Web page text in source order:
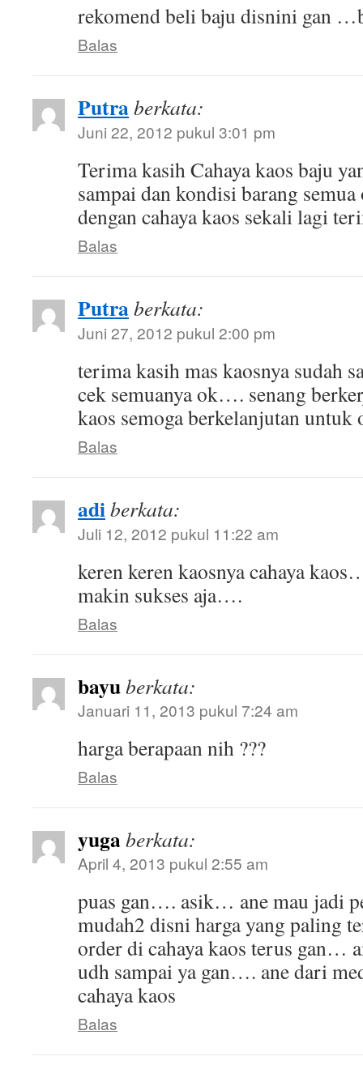
rekomend beli baju disnini gan
Balas
Putraberkata:
Juni 22, 2012 pukul 3:01 pm
Terima kasih Cahaya kaos baju
sampai dan kondisi barang
dengan cahaya kaos sekali lagi
Balas
Putraberkata:
Juni 27, 2012 pukul 2:00 pm
terima kasih mas kaosnya sudah
cek semuanya ok…. senang
kaos semoga berkelanjutan untuk
Balas
adiberkata:
Juli 12, 2012 pukul 11:22 am
keren keren kaosnya cahaya
makin sukses aja….
Balas
bayuberkata:
Januari 11, 2013 pukul 7:24 am
harga berapaan nih ???
Balas
yugaberkata:
April 4, 2013 pukul 2:55 am
puas gan…. asik… ane mau jadi
mudah2 disni harga yang paling
order di cahaya kaos terus gan…
udh sampai ya gan…. ane dari
cahaya kaos
Balas